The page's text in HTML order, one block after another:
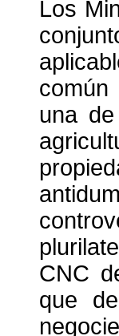
Los
común
una
CNC
que